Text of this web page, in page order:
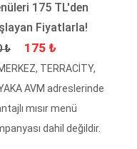
175 TL'den
Fiyatlarla!
₺ İndirimli Fiyat
175 ₺
TERRACİTY,
AVM adreslerinde
mısır menü
dahil değildir.